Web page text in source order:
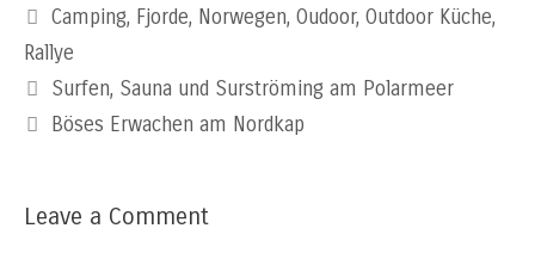
Tags
Camping, Fjorde, Norwegen,Oudoor,Outdoor Küche,
Rallye
Surfen, Sauna und Surströming am Polarmeer
Böses Erwachen am Nordkap
Leave a Comment